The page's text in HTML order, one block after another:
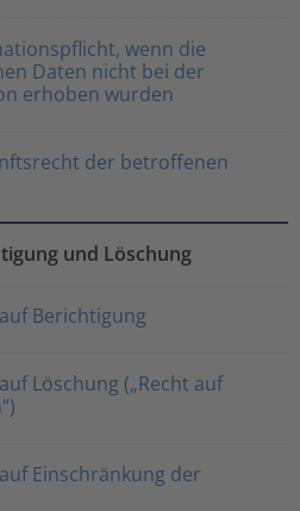
wenn die
Daten nicht bei der
erhoben wurden
der betroffenen
und Löschung
Berichtigung
Löschung („Recht auf
Einschränkung der